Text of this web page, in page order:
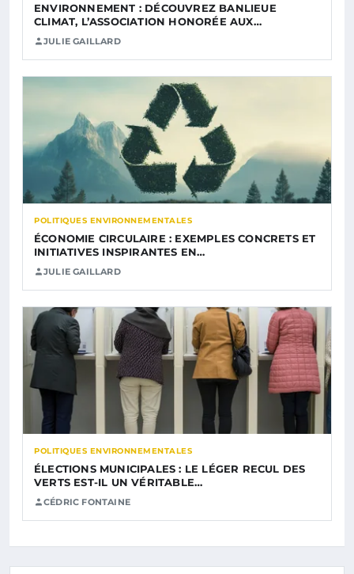
ENVIRONNEMENT : DÉCOUVREZ BANLIEUE
CLIMAT, L’ASSOCIATION HONORÉE AUX…
JULIE GAILLARD
POLITIQUES ENVIRONNEMENTALES
ÉCONOMIE CIRCULAIRE : EXEMPLES CONCRETS ET
INITIATIVES INSPIRANTES EN…
JULIE GAILLARD
POLITIQUES ENVIRONNEMENTALES
ÉLECTIONS MUNICIPALES : LE LÉGER RECUL DES
VERTS EST-IL UN VÉRITABLE…
CÉDRIC FONTAINE